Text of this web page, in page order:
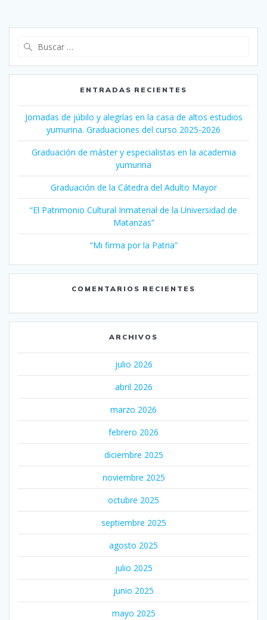
ENTRADAS RECIENTES
Jornadas de júbilo y alegrías en la casa de altos estudios
yumurina. Graduaciones del curso 2025-2026
Graduación de máster y especialistas en la academia
yumurina
Graduación de la Cátedra del Adulto Mayor
“El Patrimonio Cultural Inmaterial de la Universidad de
Matanzas”
“Mi firma por la Patria”
COMENTARIOS RECIENTES
ARCHIVOS
julio 2026
abril 2026
marzo 2026
febrero 2026
diciembre 2025
noviembre 2025
octubre 2025
septiembre 2025
agosto 2025
julio 2025
junio 2025
mayo 2025